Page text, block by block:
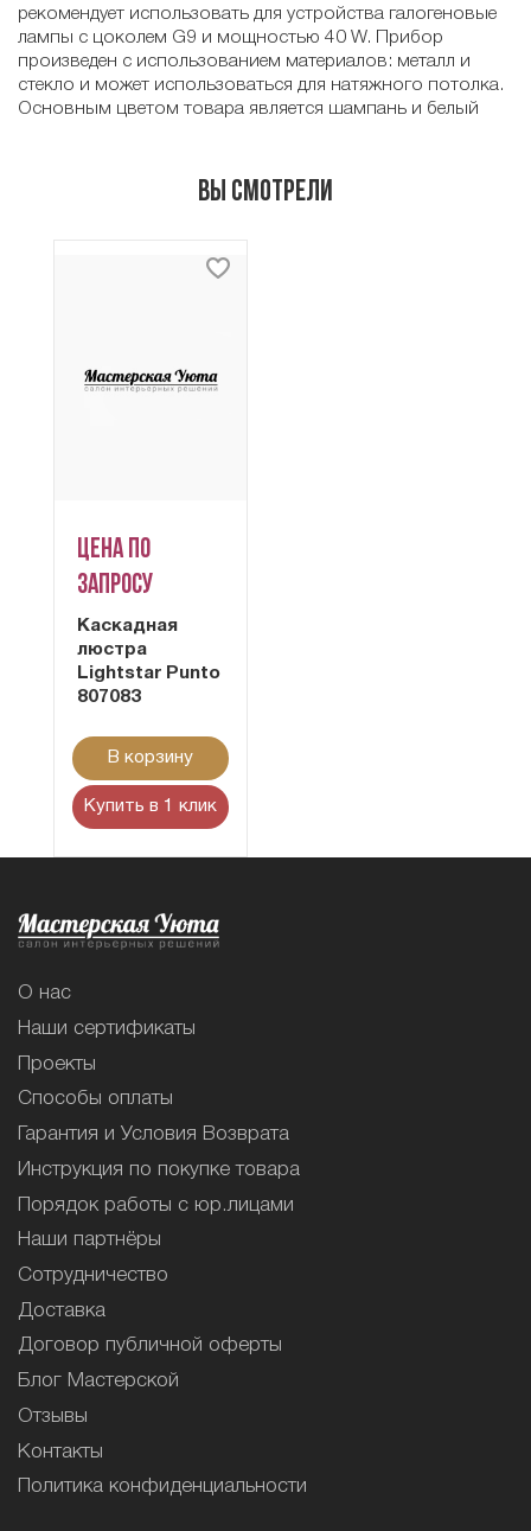
рекомендует использовать для устройства галогеновые
лампы с цоколем G9 и мощностью 40 W. Прибор
произведен с использованием материалов: металл и
стекло и может использоваться для натяжного потолка.
Основным цветом товара является шампань и белый
Вы смотрели
Цена по
запросу
Каскадная
люстра
Lightstar Punto
807083
В корзину
Купить в 1 клик
О нас
Наши сертификаты
Проекты
Способы оплаты
Гарантия и Условия Возврата
Инструкция по покупке товара
Порядок работы с юр.лицами
Наши партнёры
Сотрудничество
Доставка
Договор публичной оферты
Блог Мастерской
Отзывы
Контакты
Политика конфиденциальности